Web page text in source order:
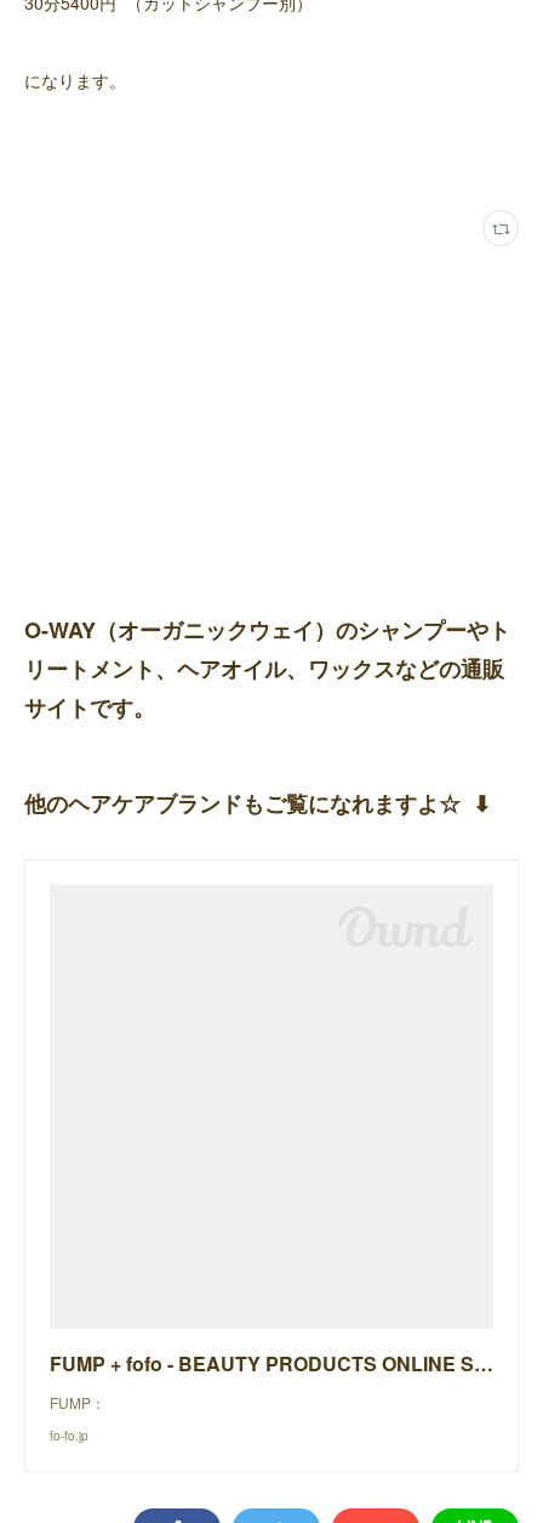
になります。
O-WAY（オーガニックウェイ）のシャンプーやト
リートメント、ヘアオイル、ワックスなどの通販
サイトです。
他のヘアケアブランドもご覧になれますよ☆ ⬇︎
FUMP + fofo - BEAUTY PRODUCTS ONLINE STORE -
FUMP：
fo-fo.jp